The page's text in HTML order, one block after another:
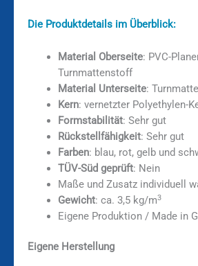
Die Produktdetails im Überblick:
Material Oberseite: PVC-
Turnmattenstoff
Material Unterseite:
Kern: vernetzter Polyethylen-
Formstabilität: Sehr gut
Rückstellfähigkeit: Sehr gut
Farben: blau, rot, gelb und
TÜV-Süd geprüft: Nein
Maße und Zusatz individuell
Gewicht: ca. 3,5 kg/m3
Eigene Produktion / Made in
Eigene Herstellung